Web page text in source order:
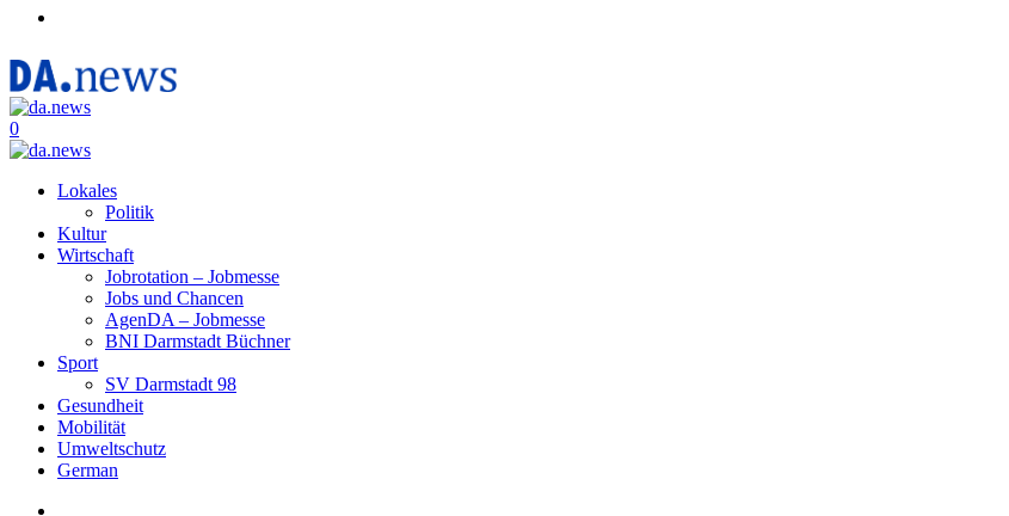
0
Lokales
Politik
Kultur
Wirtschaft
Jobrotation – Jobmesse
Jobs und Chancen
AgenDA – Jobmesse
BNI Darmstadt Büchner
Sport
SV Darmstadt 98
Gesundheit
Mobilität
Umweltschutz
German